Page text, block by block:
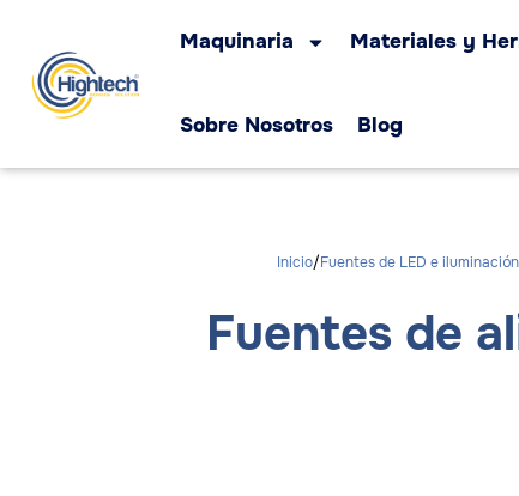
Maquinaria Materiales y
Sobre Nosotros Blog
Inicio Fuentes de LED e iluminación
Fuentes de